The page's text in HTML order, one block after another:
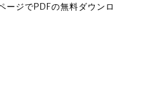
ジでPDFの無料ダウンロ